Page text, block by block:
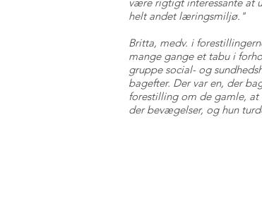
helt andet læringsmiljø."
Britta, medv. i
mange gange et tabu i
gruppe social- og
bagefter. Der var en, der
forestilling om de gamle,
der bevægelser, og hun